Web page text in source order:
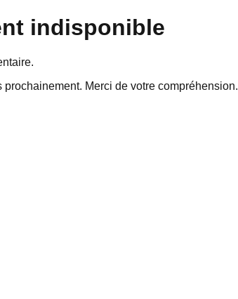
indisponible
Merci de votre compréhension.